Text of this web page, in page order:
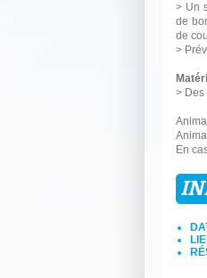
> Un
de
de
>
> Des
En